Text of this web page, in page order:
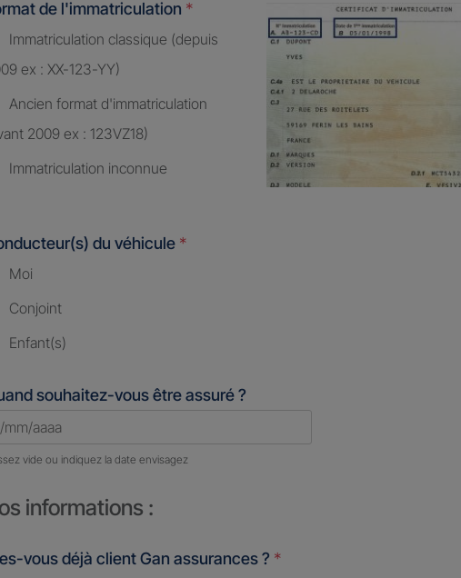
de l'immatriculation *
Immatriculation classique (depuis
ex : XX-123-YY)
Ancien format d'immatriculation
2009 ex : 123VZ18)
Immatriculation inconnue
du véhicule *
Moi
Conjoint
Enfant(s)
souhaitez-vous être assuré ?
vide ou indiquez la date envisagez
informations :
vous déjà client Gan assurances ? *